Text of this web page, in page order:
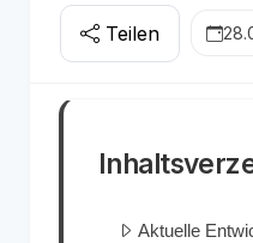
Teilen
Aktuelle